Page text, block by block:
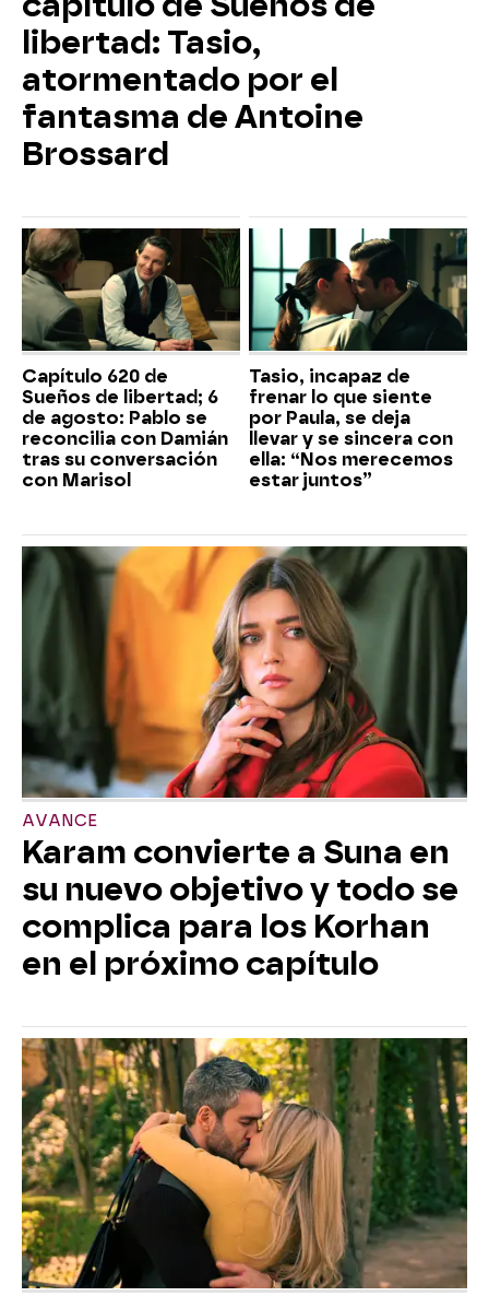
libertad: Tasio,
atormentado por el
fantasma de Antoine
Brossard
Capítulo 620 de
Sueños de libertad; 6
de agosto: Pablo se
reconcilia con Damián
tras su conversación
con Marisol
Tasio, incapaz de
frenar lo que siente
por Paula, se deja
llevar y se sincera con
ella: “Nos merecemos
estar juntos”
AVANCE
Karam convierte a Suna en
su nuevo objetivo y todo se
complica para los Korhan
en el próximo capítulo